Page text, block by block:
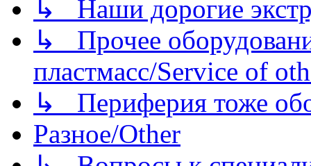
↳ Наши дорогие
↳ Прочее
пластмасс/Service of
↳ Периферия тоже
Разное/Other